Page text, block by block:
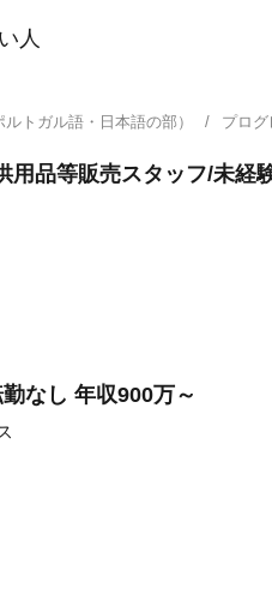
人
トガル語・日本語の部） プロ
用品等販売スタッフ/未経
なし 年収900万～